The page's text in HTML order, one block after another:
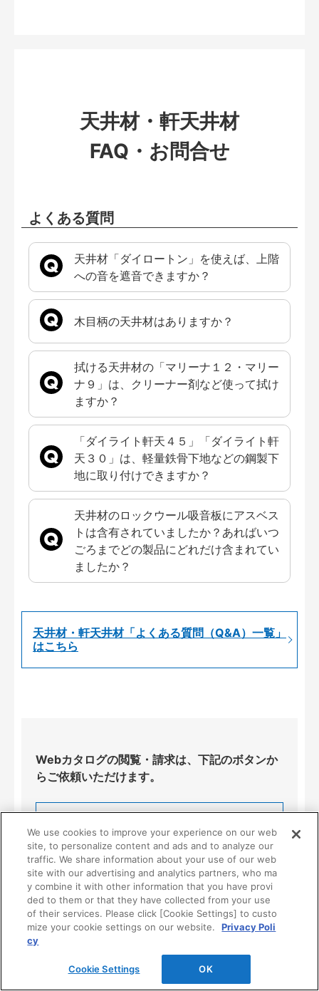
天井材・軒天井材
FAQ・お問合せ
よくある質問
天井材「ダイロートン」を使えば、上階
への音を遮音できますか？
木目柄の天井材はありますか？
拭ける天井材の「マリーナ１２・マリー
ナ９」は、クリーナー剤など使って拭け
ますか？
「ダイライト軒天４５」「ダイライト軒
天３０」は、軽量鉄骨下地などの鋼製下
地に取り付けできますか？
天井材のロックウール吸音板にアスベス
トは含有されていましたか？あればいつ
ごろまでどの製品にどれだけ含まれてい
ましたか？
天井材・軒天井材「よくある質問（Q&A）一覧」
はこちら
Webカタログの閲覧・請求は、下記のボタンか
らご依頼いただけます。
Webカタログの閲覧・請求
製品情報・仕様・施工について
We use cookies to improve your experience on our web
site, to personalize content and ads and to analyze our
traffic. We share information about your use of our web
site with our advertising and analytics partners, who ma
y combine it with other information that you have provi
ded to them or that they have collected from your use
of their services. Please click [Cookie Settings] to custo
mize your cookie settings on our website.
Privacy Poli
cy
Cookie Settings OK